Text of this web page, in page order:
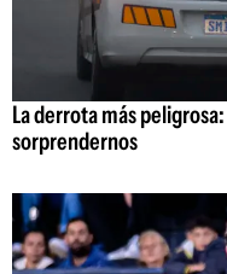
La derrota más
sorprendernos